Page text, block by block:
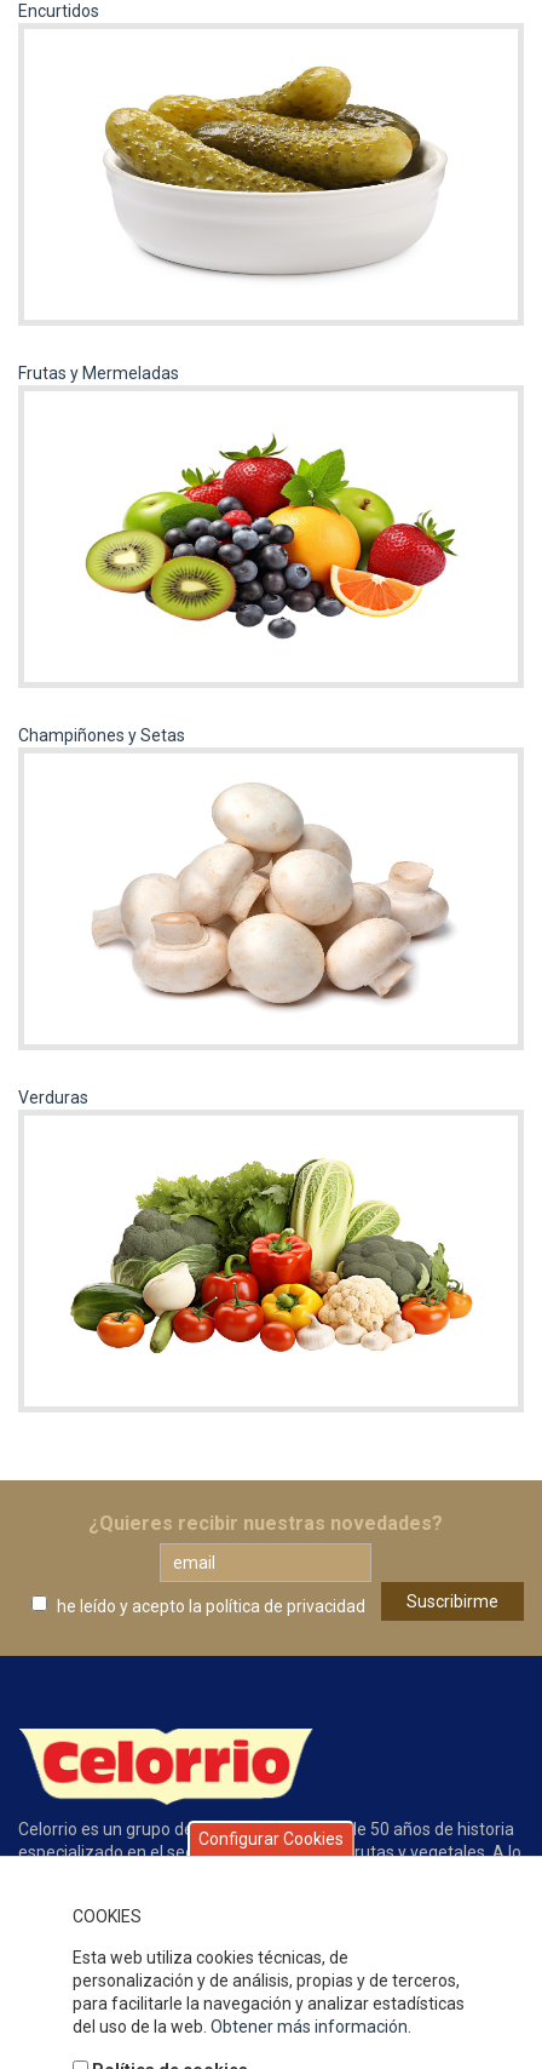
Configurar Cookies
COOKIES
Esta web utiliza cookies técnicas, de
personalización y de análisis, propias y de terceros,
para facilitarle la navegación y analizar estadísticas
del uso de la web. Obtener más información
Encurtidos
Frutas y Mermeladas
Champiñones y Setas
Verduras
¿Quieres recibir nuestras novedades?
he leído y acepto la política de privacidad
Celorrio es un grupo de empresas con más de 50 años de historia
especializado en el sector de conservas de frutas y vegetales. A lo
permitido que gocemos de un gran prestigio y reconocimiento en
DÓNDE ESTAMOS